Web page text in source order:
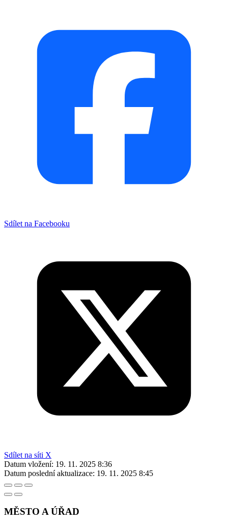
Sdílet na Facebooku
Sdílet na síti X
Datum vložení: 19. 11. 2025 8:36
Datum poslední aktualizace: 19. 11. 2025 8:45
MĚSTO A ÚŘAD